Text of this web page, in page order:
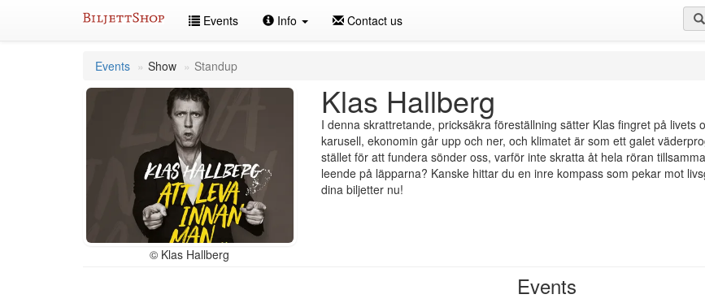
Events Info Contact us
Events Show Standup
© Klas Hallberg
Klas Hallberg
I denna skrattretande, pricksäkra föreställning sätter Klas fingret på
karusell, ekonomin går upp och ner, och klimatet är som ett galet
stället för att fundera sönder oss, varför inte skratta åt hela röran
leende på läpparna? Kanske hittar du en inre kompass som pekar mot
dina biljetter nu!
Events